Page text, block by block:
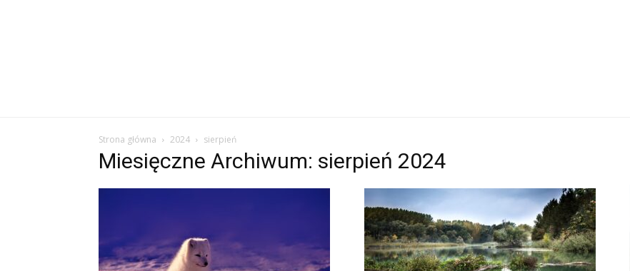
Strona główna 2024 sierpień
Miesięczne Archiwum: sierpień 2024